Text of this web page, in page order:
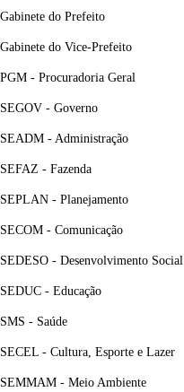
Gabinete do Prefeito
Gabinete do Vice-Prefeito
PGM - Procuradoria Geral
SEGOV - Governo
SEADM - Administração
SEFAZ - Fazenda
SEPLAN - Planejamento
SECOM - Comunicação
SEDESO - Desenvolvimento Social
SEDUC - Educação
SMS - Saúde
SECEL - Cultura, Esporte e Lazer
SEMMAM - Meio Ambiente